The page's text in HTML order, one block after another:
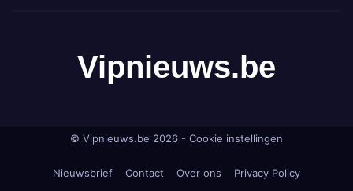
Vipnieuws.be
© Vipnieuws.be 2026 - Cookie instellingen
Nieuwsbrief Contact Over ons Privacy Policy